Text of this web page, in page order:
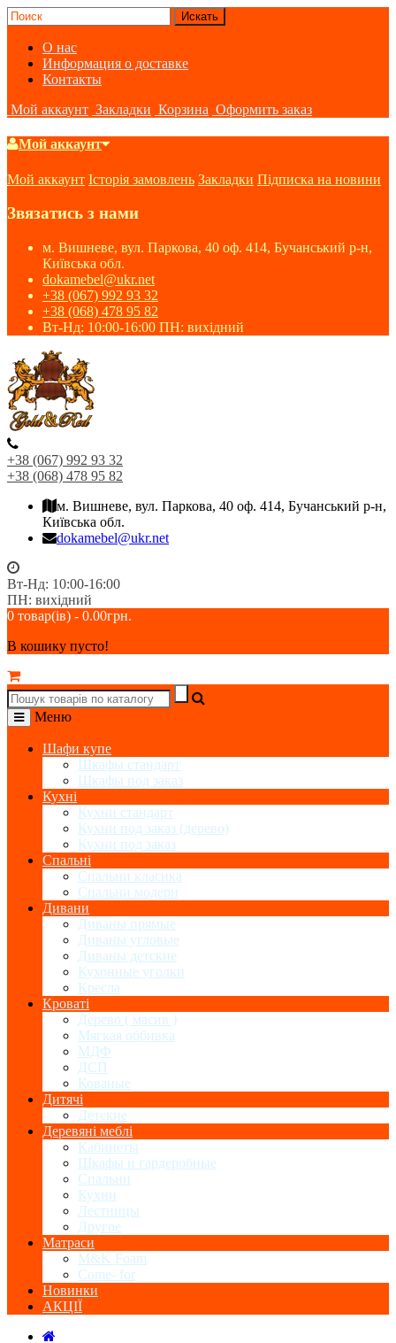
О нас
Информация о доставке
Контакты
Мой аккаунт Закладки Корзина Оформить заказ
Мой аккаунт
Мой аккаунт Історія замовлень Закладки Підписка на новини
Звязатись з нами
м. Вишневе, вул. Паркова, 40 оф. 414, Бучанський р-н,
Київська обл.
dokamebel@ukr.net
+38 (067) 992 93 32
+38 (068) 478 95 82
Вт-Нд: 10:00-16:00 ПН: вихідний
+38 (067) 992 93 32
+38 (068) 478 95 82
м. Вишневе, вул. Паркова, 40 оф. 414, Бучанський р-н,
Київська обл.
dokamebel@ukr.net
Вт-Нд: 10:00-16:00
ПН: вихідний
0 товар(ів) - 0.00грн.
В кошику пусто!
Меню
Шафи купе
Шкафы стандарт
Шкафы под заказ
Кухні
Кухни стандарт
Кухни под заказ (дерево)
Кухни под заказ
Спальні
Спальни класика
Спальни модерн
Дивани
Диваны прямые
Диваны угловые
Диваны детские
Кухонные уголки
Кресла
Кроваті
Дерево ( масив )
Мягкая оббивка
МДФ
ДСП
Кованые
Дитячі
Детские
Деревяні меблі
Кабинеты
Шкафы и гардеробные
Спальни
Кухни
Лестницы
Другое
Матраси
M&K Foam
Come- for
Новинки
АКЦІЇ